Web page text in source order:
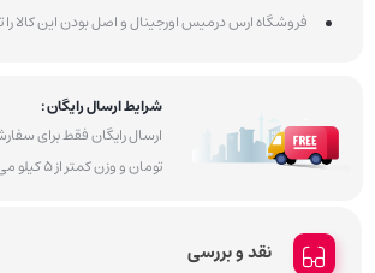
فروشگاه ارس درمیس اورجینال و اصل بودن این کالا
شرایط ارسال رایگان :
تومان و وزن کمتر از 5 کیلو می باشد.
نقد و بررسی